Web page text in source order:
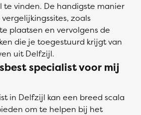
vinden. De handigste manier
zoals
plaatsen en vervolgens de
die je toegestuurd krijgt van
uit Delfzijl.
specialist voor mij
in Delfzijl kan een breed scala
om te helpen bij het